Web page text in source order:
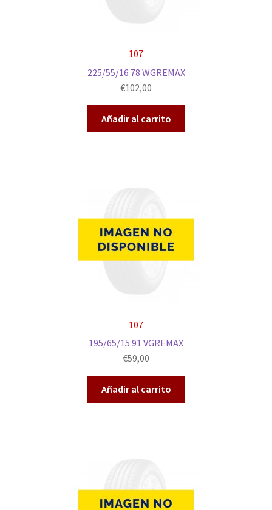
107
225/55/16 78 WGREMAX
€102,00
Añadir al carrito
107
195/65/15 91 VGREMAX
€59,00
Añadir al carrito